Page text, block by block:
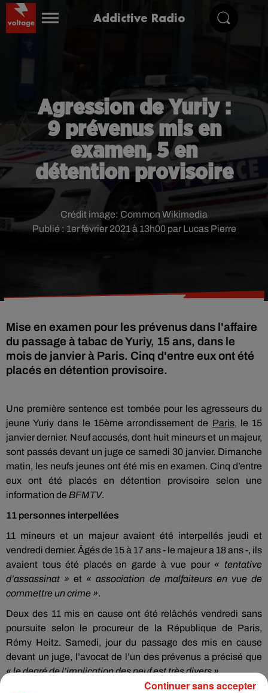
Addictive Radio
Agression de Yuriy :
9 prévenus mis en
examen, 5 en
détention provisoire
Publié : 1er février 2021 à 13h00 par Lucas Pierre
Crédit image: Common Wikimedia
Mise en examen pour les prévenus dans l'affaire
du passage à tabac de Yuriy, 15 ans, dans le
mois de janvier à Paris. Cinq d'entre eux ont été
placés en détention provisoire.
Une première sentence est tombée pour les agresseurs du
jeune Yuriy dans le 15ème arrondissement de Paris, le 15
janvier dernier. Neuf accusés, dont huit mineurs et un majeur,
sont passés devant un juge ce samedi 30 janvier. Dimanche
matin, les neufs jeunes ont été mis en examen. Cinq d’entre
eux ont été placés en détention provisoire selon une
information de BFMTV.
11 personnes interpellées
11 mineurs et un majeur avaient été interpellés jeudi et
vendredi dernier. Âgés de 15 à 17 ans - le majeur a 18 ans -, ils
avaient tous été placés en garde à vue pour« tentative
d’assassinat » et « association de malfaiteurs en vue de
commettre un crime ».
Deux des 11 mis en cause ont été relâchés vendredi sans
poursuite selon le procureur de la République de Paris,
Rémy Heitz. Samedi, jour du passage des mis en cause
devant un juge, l’avocat de l’un des prévenus a précisé que
« le degré de l’implication des neuf est très divers ».
Continuer sans accepter